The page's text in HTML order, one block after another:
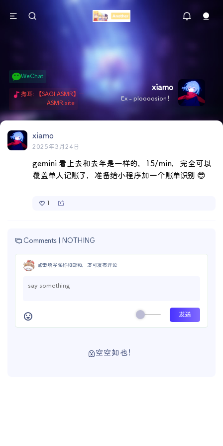
xiamo
Ex - ploooosion！
WeChat
掏耳: 【SAGI ASMR】今天就由阿米娅给博士掏耳吧「耳勺x鹅毛棒x吹气」 Hi-Res无损助眠 + 单刷: ASMR 精选4.0｜ 陪伴天花板 ✦扶扶の温柔哄睡 ✦ 顶级道具和语气词的交融 ✦ 扶桑大红花、
ASMR.site
xiamo
2025年3月24日
gemini 看上去和去年是一样的，15/min，完全可以
覆盖单人记账了，准备给小程序加一个账单识别 😎
1
Comments | NOTHING
点击填写昵称和邮箱，方可发布评论
空空如也！